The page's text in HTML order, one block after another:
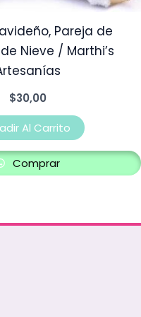
Pareja de
Nieve / Marthi’s
$30,00
Al Carrito
Comprar